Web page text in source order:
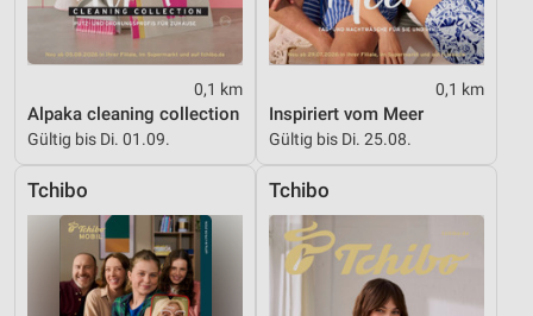
0,1 km
Alpaka cleaning collection
Gültig bis Di. 01.09.
0,1 km
Inspiriert vom Meer
Gültig bis Di. 25.08.
Tchibo Tchibo